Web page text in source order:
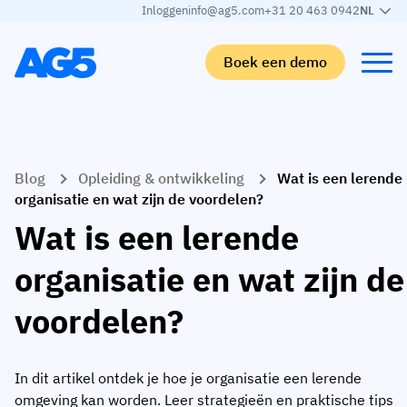
Inloggeninfo@ag5.com+31 20 463 0942NL
Boek een demo
Skills matrix
Skills matrix
Competentiebeheer
AI skills merge
Personeel
Per branche
Auto-industrie
Logistiek
Medische productie
Bekijk alle branches
Automotive
Adient
Logistiek
Base Logistics
Leren
AG5 blog
Partner programma
Webinars
Ondersteuning
Blog Opleiding & ontwikkeling
Wat is een lerende
organisatie en wat zijn de voordelen?
Wat is een lerende
organisatie en wat zijn de
voordelen?
In dit artikel ontdek je hoe je organisatie een lerende
omgeving kan worden. Leer strategieën en praktische tips